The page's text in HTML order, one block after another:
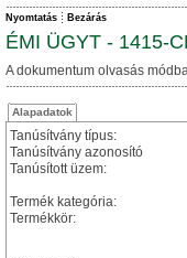
Nyomtatás Bezárás
ÉMI ÜGYT - 1415-
A dokumentum olvasás
Alapadatok
Tanúsítvány típus:
Tanúsítvány azonosító
Tanúsított üzem:
Termék kategória:
Termékkör: